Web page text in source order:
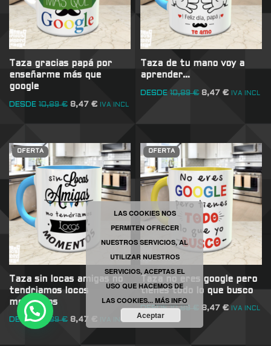
Taza gracias papá por
enseñarme más que
google
DESDE 10,89€ 8,47 € IVA INCL
Taza de tu mano voy a
aprender…
DESDE 10,89€ 8,47€ IVA INCL
OFERTA
Taza sin locas amigas no
tendriamos locos
momentos
DESDE 10,89€ 8,47 € IVA INCL
OFERTA
Taza no eres google pero
tienes todo lo que busco
DESDE 10,89 8,47€ IVA INCL
LAS COOKIES NOS
PERMITEN OFRECER
NUESTROS SERVICIOS, AL
UTILIZAR NUESTROS
SERVICIOS, ACEPTAS EL
USO QUE HACEMOS DE
LAS COOKIES... MÁS INFO
Aceptar